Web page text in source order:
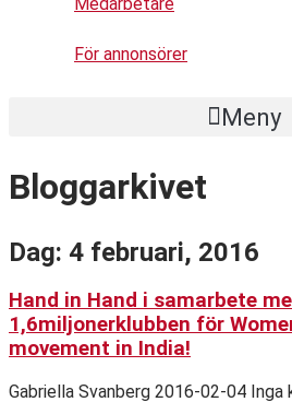
Medarbetare
För annonsörer
Meny
Bloggarkivet
Dag: 4 februari, 2016
Hand in Hand i samarbete
1,6miljonerklubben för
movement in India!
Gabriella Svanberg 2016-02-04